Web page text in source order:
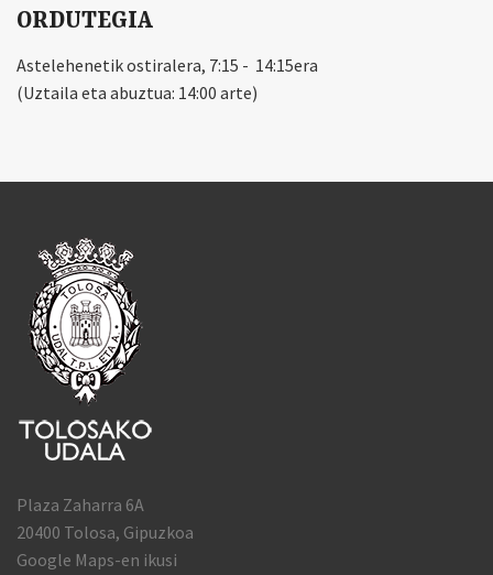
ORDUTEGIA
Astelehenetik ostiralera, 7:15 - 14:15era
(Uztaila eta abuztua: 14:00 arte)
Plaza Zaharra 6A
20400 Tolosa, Gipuzkoa
Google Maps-en ikusi